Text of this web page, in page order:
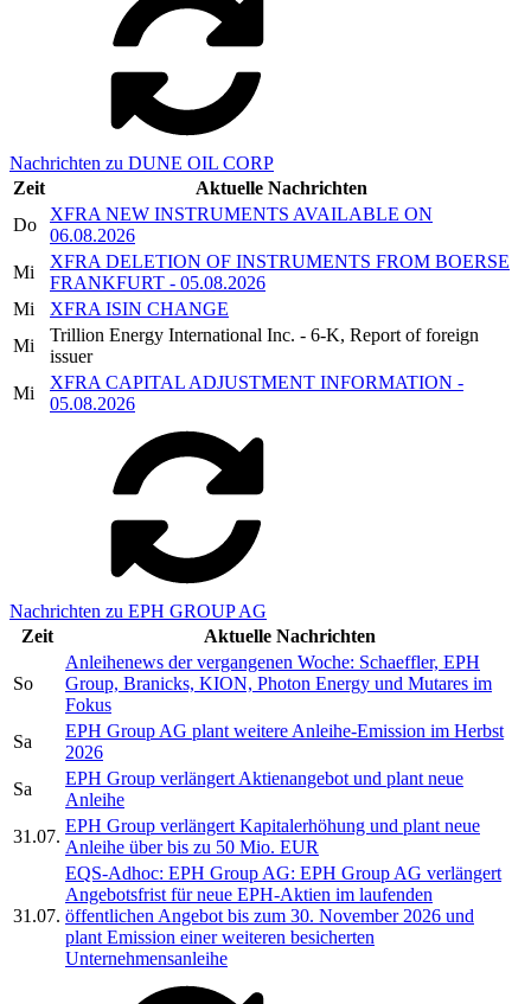
Nachrichten zu DUNE OIL CORP
Zeit
Aktuelle Nachrichten
Do
XFRA NEW INSTRUMENTS AVAILABLE ON
06.08.2026
Mi
XFRA DELETION OF INSTRUMENTS FROM BOERSE
FRANKFURT - 05.08.2026
Mi
XFRA ISIN CHANGE
Mi
Trillion Energy International Inc. - 6-K, Report of foreign
issuer
Mi
XFRA CAPITAL ADJUSTMENT INFORMATION -
05.08.2026
Nachrichten zu EPH GROUP AG
Zeit
Aktuelle Nachrichten
So
Anleihenews der vergangenen Woche: Schaeffler, EPH
Group, Branicks, KION, Photon Energy und Mutares im
Fokus
Sa
EPH Group AG plant weitere Anleihe-Emission im Herbst
2026
Sa
EPH Group verlängert Aktienangebot und plant neue
Anleihe
31.07.
EPH Group verlängert Kapitalerhöhung und plant neue
Anleihe über bis zu 50 Mio. EUR
31.07.
EQS-Adhoc: EPH Group AG: EPH Group AG verlängert
Angebotsfrist für neue EPH-Aktien im laufenden
öffentlichen Angebot bis zum 30. November 2026 und
plant Emission einer weiteren besicherten
Unternehmensanleihe